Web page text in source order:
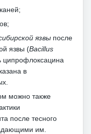
язвыпосле
язвы (Bacillus
ципрофлоксацина
в
можно также
после тесного
им.